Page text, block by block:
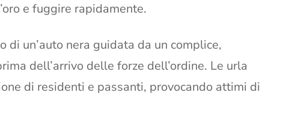
e fuggire rapidamente.
un’auto nera guidata da un complice,
dell’arrivo delle forze dell’ordine. Le urla
di residenti e passanti, provocando attimi di